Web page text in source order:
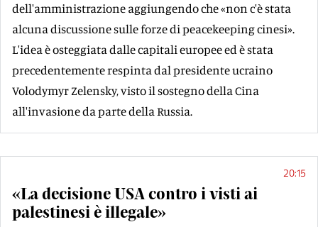
dell'amministrazione aggiungendo che «non c'è stata
alcuna discussione sulle forze di peacekeeping cinesi».
L'idea è osteggiata dalle capitali europee ed è stata
precedentemente respinta dal presidente ucraino
Volodymyr Zelensky, visto il sostegno della Cina
all'invasione da parte della Russia.
20:15
«La decisione USA contro i visti ai
palestinesi è illegale»